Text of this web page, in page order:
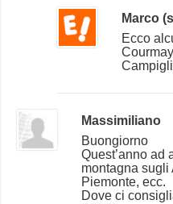
Marco
Ecco
Massimiliano
Buongiorno
Quest’anno ad
montagna sugli
Piemonte, ecc.
Dove ci